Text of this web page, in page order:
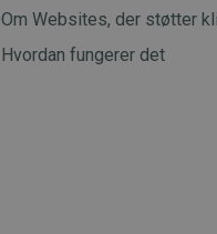
Om Websites, der støtter
Hvordan fungerer det